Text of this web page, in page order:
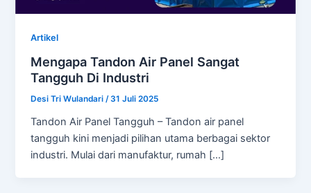
Artikel
Mengapa Tandon Air Panel Sangat
Tangguh Di Industri
Desi Tri Wulandari /31 Juli 2025
Tandon Air Panel Tangguh – Tandon air panel
tangguh kini menjadi pilihan utama berbagai sektor
industri. Mulai dari manufaktur, rumah […]